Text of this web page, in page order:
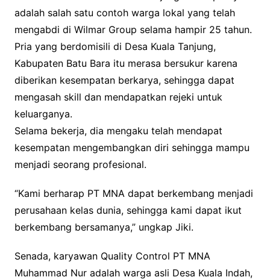
adalah salah satu contoh warga lokal yang telah
mengabdi di Wilmar Group selama hampir 25 tahun.
Pria yang berdomisili di Desa Kuala Tanjung,
Kabupaten Batu Bara itu merasa bersukur karena
diberikan kesempatan berkarya, sehingga dapat
mengasah skill dan mendapatkan rejeki untuk
keluarganya.
Selama bekerja, dia mengaku telah mendapat
kesempatan mengembangkan diri sehingga mampu
menjadi seorang profesional.
“Kami berharap PT MNA dapat berkembang menjadi
perusahaan kelas dunia, sehingga kami dapat ikut
berkembang bersamanya,” ungkap Jiki.
Senada, karyawan Quality Control PT MNA
Muhammad Nur adalah warga asli Desa Kuala Indah,